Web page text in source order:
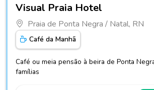
Visual Praia Hotel
Praia de Ponta Negra / Natal, RN
Café da Manhã
Café ou meia pensão à beira de Ponta
famílias